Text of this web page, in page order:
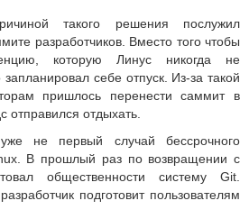
такого решения послужил
разработчиков. Вместо того чтобы
которую Линус никогда не
себе отпуск. Из-за такой
пришлось перенести саммит в
отправился отдыхать.
не первый случай бессрочного
В прошлый раз по возвращении с
общественности систему Git.
подготовит пользователям